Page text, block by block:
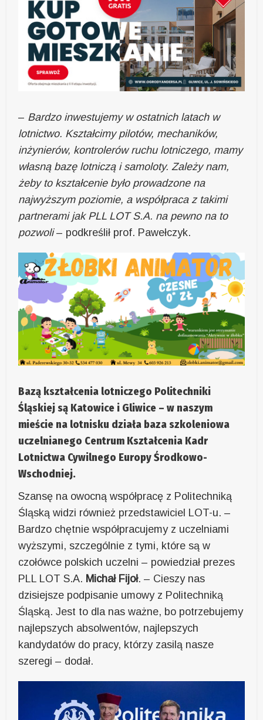
– Bardzo inwestujemy w ostatnich latach w
lotnictwo. Kształcimy pilotów, mechaników,
inżynierów, kontrolerów ruchu lotniczego, mamy
własną bazę lotniczą i samoloty. Zależy nam,
żeby to kształcenie było prowadzone na
najwyższym poziomie, a współpraca z takimi
partnerami jak PLL LOT S.A. na pewno na to
pozwoli– podkreślił prof. Pawełczyk.
Bazą kształcenia lotniczego Politechniki
Śląskiej są Katowice i Gliwice – w naszym
mieście na lotnisku działa baza szkoleniowa
uczelnianego Centrum Kształcenia Kadr
Lotnictwa Cywilnego Europy Środkowo-
Wschodniej.
Szansę na owocną współpracę z Politechniką
Śląską widzi również przedstawiciel LOT-u. –
Bardzo chętnie współpracujemy z uczelniami
wyższymi, szczególnie z tymi, które są w
czołówce polskich uczelni – powiedział prezes
PLL LOT S.A. Michał Fijoł. – Cieszy nas
dzisiejsze podpisanie umowy z Politechniką
Śląską. Jest to dla nas ważne, bo potrzebujemy
najlepszych absolwentów, najlepszych
kandydatów do pracy, którzy zasilą nasze
szeregi – dodał.